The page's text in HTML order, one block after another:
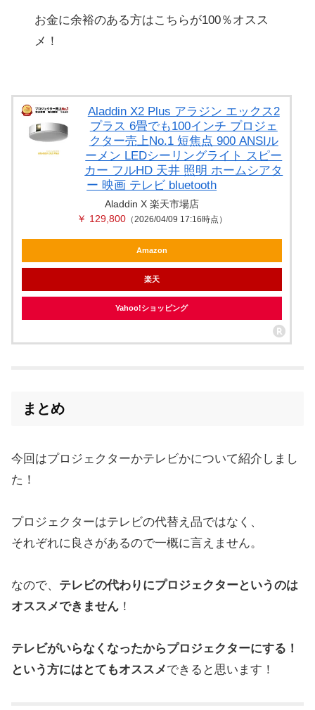
お金に余裕のある方はこちらが100％オスス
メ！
Aladdin X2 Plus アラジン エックス2
プラス 6畳でも100インチ プロジェ
クター売上No.1 短焦点 900 ANSIル
ーメン LEDシーリングライト スピー
カー フルHD 天井 照明 ホームシアタ
ー 映画 テレビ bluetooth
Aladdin X 楽天市場店
￥ 129,800（2026/04/09 17:16時点）
Amazon
楽天
Yahoo!ショッピング
まとめ
今回はプロジェクターかテレビかについて紹介しまし
た！
プロジェクターはテレビの代替え品ではなく、
それぞれに良さがあるので一概に言えません。
なので、 テレビの代わりにプロジェクターというのは
オススメできません ！
テレビがいらなくなったからプロジェクターにする！
という方にはとてもオススメできると思います！